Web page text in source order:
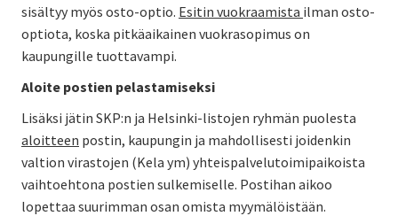
sisältyy myös osto-optio. Esitin vuokraamista ilman osto-
optiota, koska pitkäaikainen vuokrasopimus on
kaupungille tuottavampi.
Aloite postien pelastamiseksi
Lisäksi jätin SKP:n ja Helsinki-listojen ryhmän puolesta
aloitteen postin, kaupungin ja mahdollisesti joidenkin
valtion virastojen (Kela ym) yhteispalvelutoimipaikoista
vaihtoehtona postien sulkemiselle. Postihan aikoo
lopettaa suurimman osan omista myymälöistään.